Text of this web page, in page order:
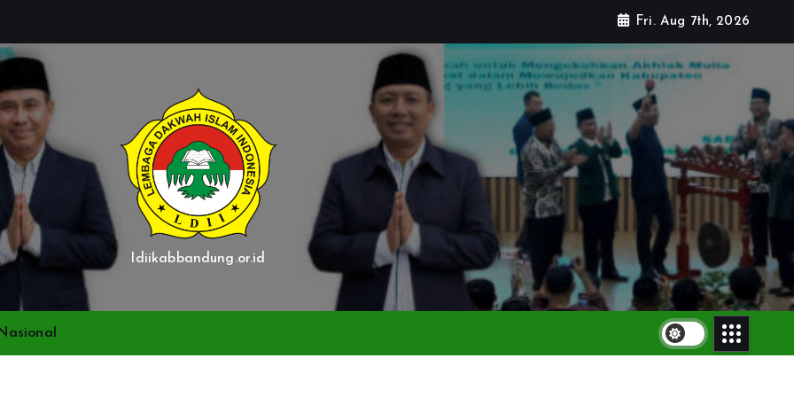
Fri. Aug 7th, 2026
ldiikabbandung.or.id
Nasional